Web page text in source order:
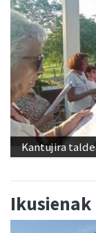
Kantujira
Ikusienak